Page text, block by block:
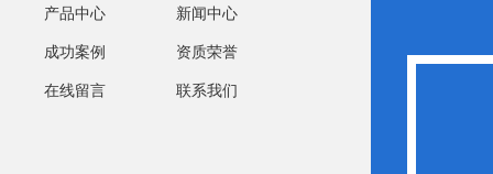
产品中心 新闻中心
成功案例 资质荣誉
在线留言 联系我们